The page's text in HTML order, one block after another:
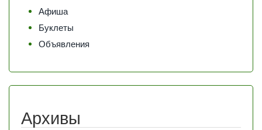
Афиша
Буклеты
Объявления
Архивы